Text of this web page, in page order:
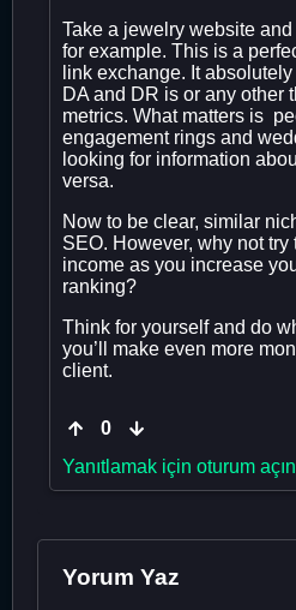
Take a jewelry website
for example. This is a
link exchange. It
DA and DR is or any other
metrics. What matters is
engagement rings and
looking for information
versa.
Now to be clear, similar
SEO. However, why not
income as you increase
ranking?
Think for yourself and do
you’ll make even more
client.
0
Yanıtlamak için oturum açın
Yorum Yaz